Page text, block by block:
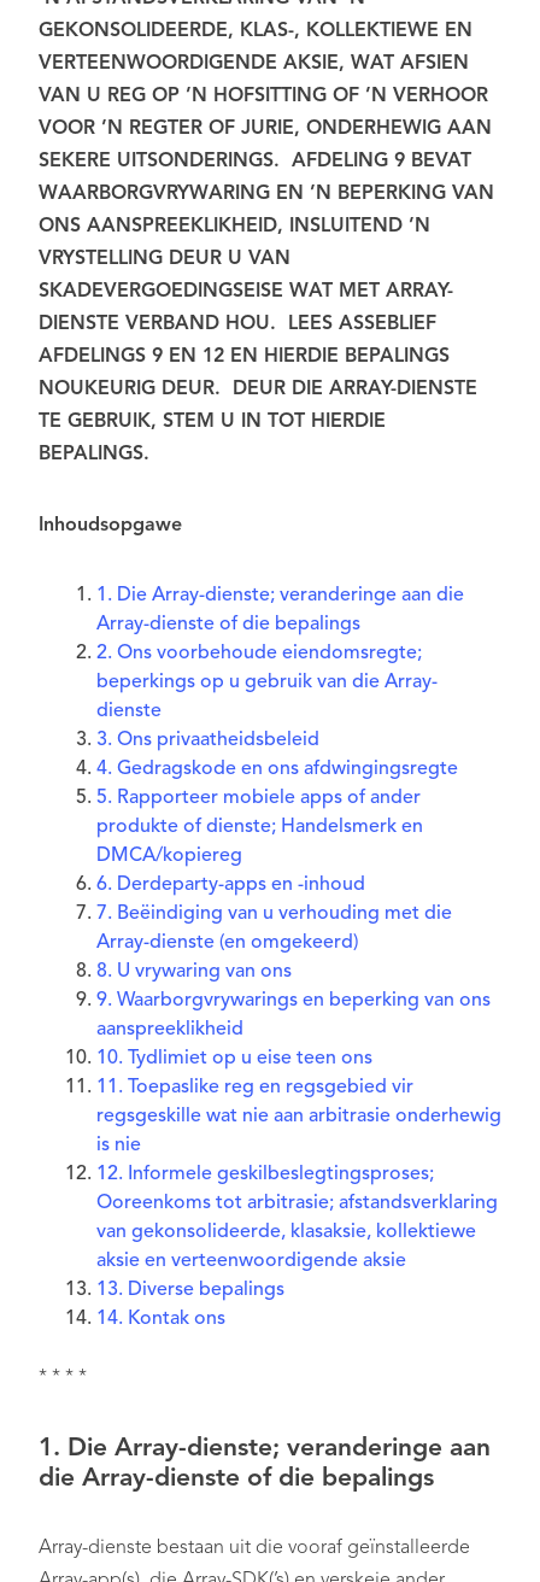
GEKONSOLIDEERDE, KLAS-, KOLLEKTIEWE EN
VERTEENWOORDIGENDE AKSIE, WAT AFSIEN
VAN U REG OP ’N HOFSITTING OF ’N VERHOOR
VOOR ’N REGTER OF JURIE, ONDERHEWIG AAN
SEKERE UITSONDERINGS. AFDELING 9 BEVAT
WAARBORGVRYWARING EN ’N BEPERKING VAN
ONS AANSPREEKLIKHEID, INSLUITEND ’N
VRYSTELLING DEUR U VAN
SKADEVERGOEDINGSEISE WAT MET ARRAY-
DIENSTE VERBAND HOU. LEES ASSEBLIEF
AFDELINGS 9 EN 12 EN HIERDIE BEPALINGS
NOUKEURIG DEUR. DEUR DIE ARRAY-DIENSTE
TE GEBRUIK, STEM U IN TOT HIERDIE
BEPALINGS.
Inhoudsopgawe
1. Die Array-dienste; veranderinge aan die
Array-dienste of die bepalings
2. Ons voorbehoude eiendomsregte;
beperkings op u gebruik van die Array-
dienste
3. Ons privaatheidsbeleid
4. Gedragskode en ons afdwingingsregte
5. Rapporteer mobiele apps of ander
produkte of dienste; Handelsmerk en
DMCA/kopiereg
6. Derdeparty-apps en -inhoud
7. Beëindiging van u verhouding met die
Array-dienste (en omgekeerd)
8. U vrywaring van ons
9. Waarborgvrywarings en beperking van ons
aanspreeklikheid
10. Tydlimiet op u eise teen ons
11. Toepaslike reg en regsgebied vir
regsgeskille wat nie aan arbitrasie onderhewig
is nie
12. Informele geskilbeslegtingsproses;
Ooreenkoms tot arbitrasie; afstandsverklaring
van gekonsolideerde, klasaksie, kollektiewe
aksie en verteenwoordigende aksie
13. Diverse bepalings
14. Kontak ons
* * * *
1. Die Array-dienste; veranderinge aan
die Array-dienste of die bepalings
Array-dienste bestaan uit die vooraf geïnstalleerde